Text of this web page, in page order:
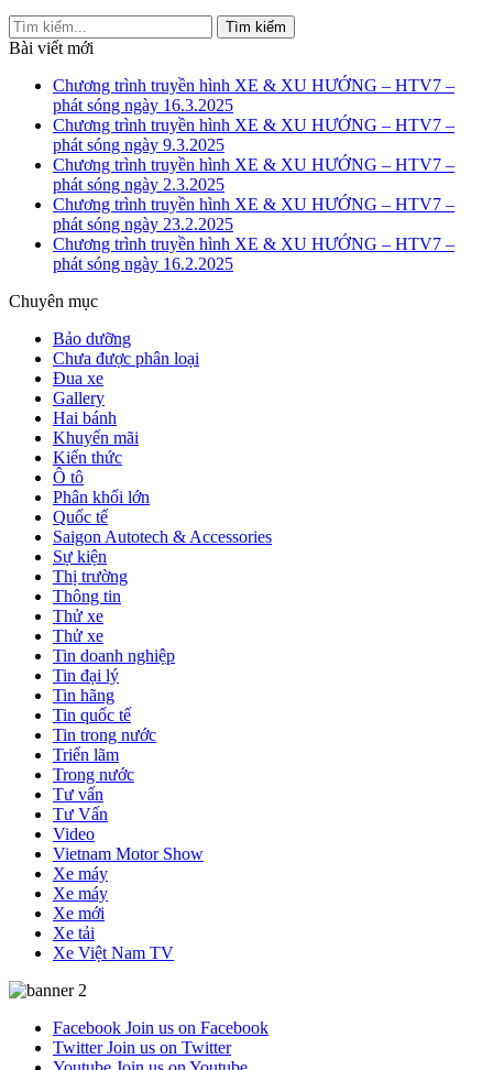
Bài viết mới
Chương trình truyền hình XE & XU HƯỚNG – HTV7 –
phát sóng ngày 16.3.2025
Chương trình truyền hình XE & XU HƯỚNG – HTV7 –
phát sóng ngày 9.3.2025
Chương trình truyền hình XE & XU HƯỚNG – HTV7 –
phát sóng ngày 2.3.2025
Chương trình truyền hình XE & XU HƯỚNG – HTV7 –
phát sóng ngày 23.2.2025
Chương trình truyền hình XE & XU HƯỚNG – HTV7 –
phát sóng ngày 16.2.2025
Chuyên mục
Bảo dưỡng
Chưa được phân loại
Đua xe
Gallery
Hai bánh
Khuyến mãi
Kiến thức
Ô tô
Phân khối lớn
Quốc tế
Saigon Autotech & Accessories
Sự kiện
Thị trường
Thông tin
Thử xe
Thử xe
Tin doanh nghiệp
Tin đại lý
Tin hãng
Tin quốc tế
Tin trong nước
Triển lãm
Trong nước
Tư vấn
Tư Vấn
Video
Vietnam Motor Show
Xe máy
Xe máy
Xe mới
Xe tải
Xe Việt Nam TV
Facebook Join us on Facebook
Twitter Join us on Twitter